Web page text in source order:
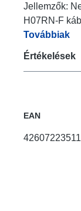
Jellemzők:
H07RN-F
Továbbiak
Értékelések
EAN